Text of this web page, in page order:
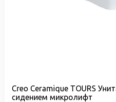
Creo Ceramique TOURS
сидением микролифт